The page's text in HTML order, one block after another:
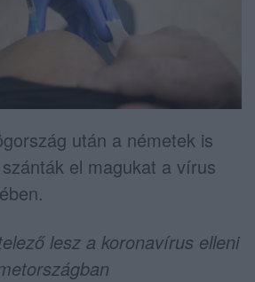
után a németek is
el magukat a vírus
lesz a koronavírus elleni